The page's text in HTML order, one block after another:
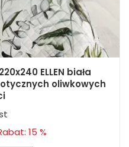
ELLEN biała
oliwkowych
15 %